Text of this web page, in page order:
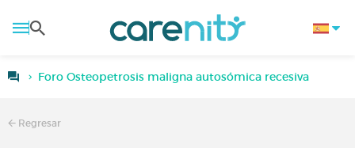
Foro Osteopetrosis maligna autosómica recesiva
Regresar